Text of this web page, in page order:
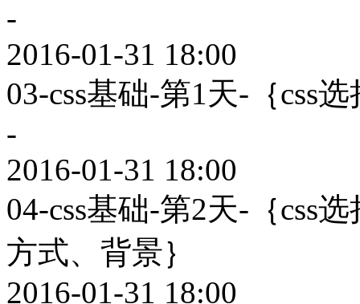
-
2016-01-31 18:00
03-css基础-第1天-｛css
-
2016-01-31 18:00
04-css基础-第2天-｛css
方式、背景｝
2016-01-31 18:00